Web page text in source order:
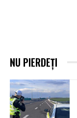
NU PIERDEȚI